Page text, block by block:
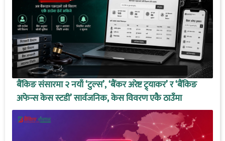
बैंकिङ संसारमा २ नयाँ ‘टुल्स’, ‘बैंकर अरेष्ट ट्र्याकर’ र ‘बैंकिङ
अफेन्स केस स्टडी’ सार्वजनिक, केस विवरण एकै ठाउँमा